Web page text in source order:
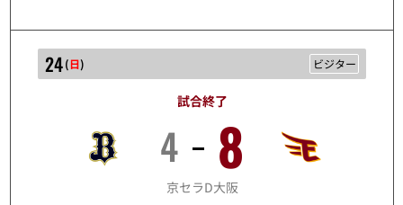
8/24
24(日) ビジター
試合終了
4 8
京セラD大阪